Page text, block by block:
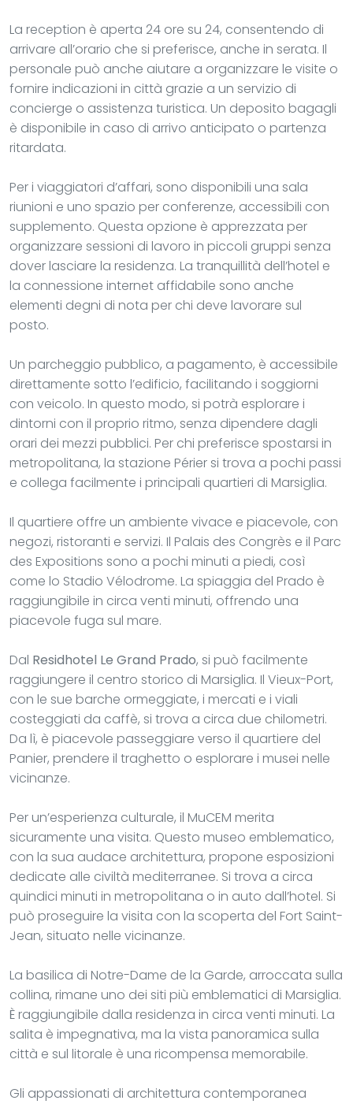
La reception è aperta 24 ore su 24, consentendo di
arrivare all’orario che si preferisce, anche in serata. Il
personale può anche aiutare a organizzare le visite o
fornire indicazioni in città grazie a un servizio di
concierge o assistenza turistica. Un deposito bagagli
è disponibile in caso di arrivo anticipato o partenza
ritardata.
Per i viaggiatori d’affari, sono disponibili una sala
riunioni e uno spazio per conferenze, accessibili con
supplemento. Questa opzione è apprezzata per
organizzare sessioni di lavoro in piccoli gruppi senza
dover lasciare la residenza. La tranquillità dell’hotel e
la connessione internet affidabile sono anche
elementi degni di nota per chi deve lavorare sul
posto.
Un parcheggio pubblico, a pagamento, è accessibile
direttamente sotto l’edificio, facilitando i soggiorni
con veicolo. In questo modo, si potrà esplorare i
dintorni con il proprio ritmo, senza dipendere dagli
orari dei mezzi pubblici. Per chi preferisce spostarsi in
metropolitana, la stazione Périer si trova a pochi passi
e collega facilmente i principali quartieri di Marsiglia.
Il quartiere offre un ambiente vivace e piacevole, con
negozi, ristoranti e servizi. Il Palais des Congrès e il Parc
des Expositions sono a pochi minuti a piedi, così
come lo Stadio Vélodrome. La spiaggia del Prado è
raggiungibile in circa venti minuti, offrendo una
piacevole fuga sul mare.
Dal Residhotel Le Grand Prado, si può facilmente
raggiungere il centro storico di Marsiglia. Il Vieux-Port,
con le sue barche ormeggiate, i mercati e i viali
costeggiati da caffè, si trova a circa due chilometri.
Da lì, è piacevole passeggiare verso il quartiere del
Panier, prendere il traghetto o esplorare i musei nelle
vicinanze.
Per un’esperienza culturale, il MuCEM merita
sicuramente una visita. Questo museo emblematico,
con la sua audace architettura, propone esposizioni
dedicate alle civiltà mediterranee. Si trova a circa
quindici minuti in metropolitana o in auto dall’hotel. Si
può proseguire la visita con la scoperta del Fort Saint-
Jean, situato nelle vicinanze.
La basilica di Notre-Dame de la Garde, arroccata sulla
collina, rimane uno dei siti più emblematici di Marsiglia.
È raggiungibile dalla residenza in circa venti minuti. La
salita è impegnativa, ma la vista panoramica sulla
città e sul litorale è una ricompensa memorabile.
Gli appassionati di architettura contemporanea